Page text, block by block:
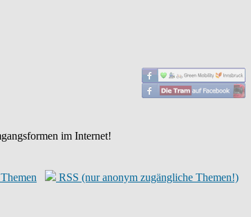
im Internet!
RSS (nur anonym zugängliche Themen!)